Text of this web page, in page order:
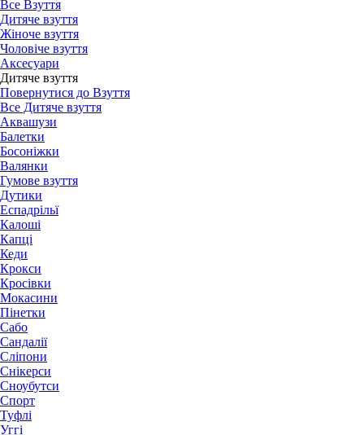
Все Взуття
Дитяче взуття
Жіноче взуття
Чоловіче взуття
Аксесуари
Дитяче взуття
Повернутися до Взуття
Все Дитяче взуття
Аквашузи
Балетки
Босоніжки
Валянки
Гумове взуття
Дутики
Еспадрільї
Калоші
Капці
Кеди
Крокси
Кросівки
Мокасини
Пінетки
Сабо
Сандалії
Сліпони
Снікерси
Сноубутси
Спорт
Туфлі
Уггі